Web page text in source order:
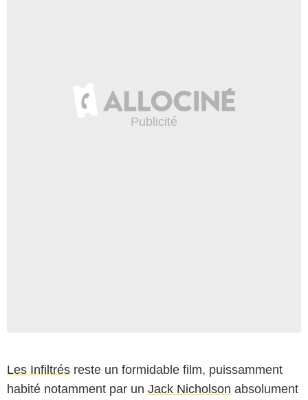
Les Infiltrés reste un formidable film, puissamment
habité notamment par un Jack Nicholson absolument